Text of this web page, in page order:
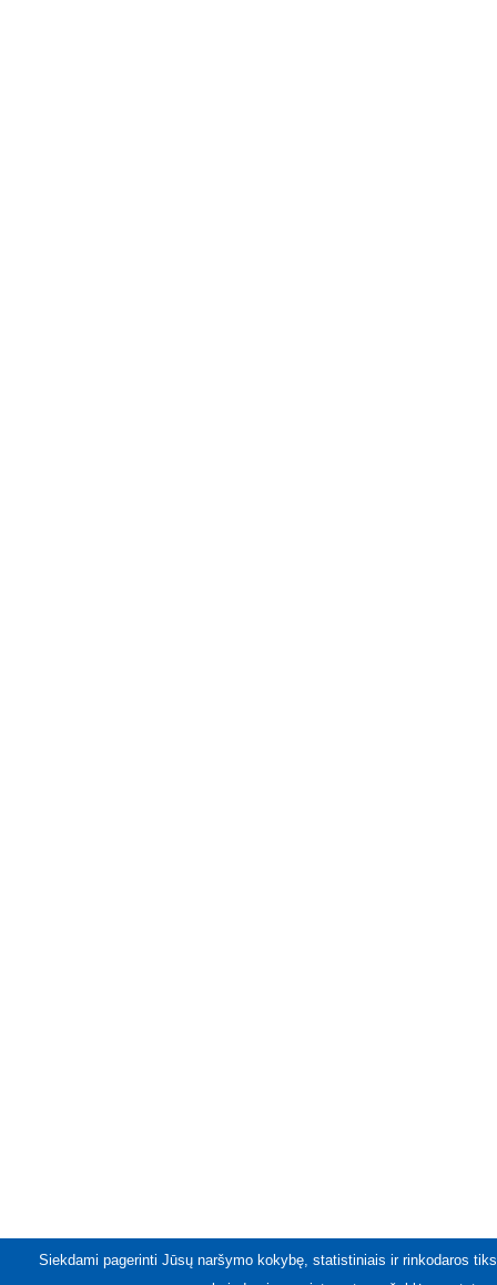
Siekdami pagerinti Jūsų naršymo kokybę, statistiniais ir rinkodaros